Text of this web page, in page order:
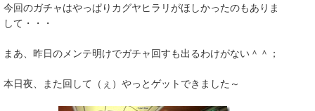
今回のガチャはやっぱりカグヤヒラリがほしかったのもありま
して・・・
まあ、昨日のメンテ明けでガチャ回すも出るわけがない＾＾；
本日夜、また回して（ぇ）やっとゲットできました～